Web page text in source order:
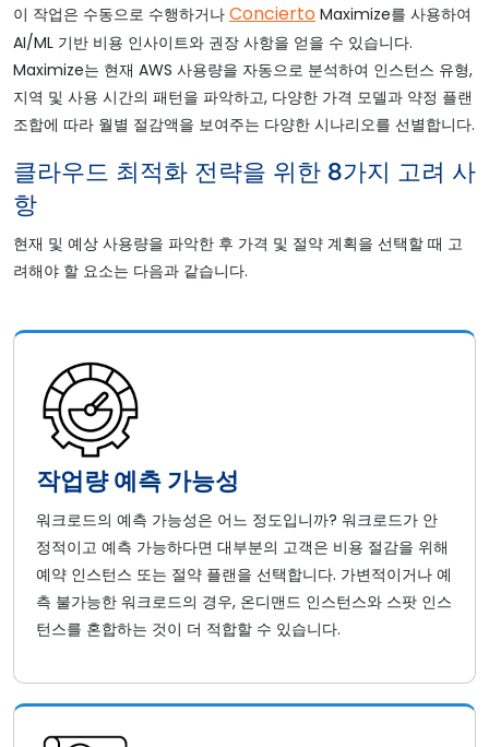
이 작업은 수동으로 수행하거나 Concierto Maximize를 사용하여
AI/ML 기반 비용 인사이트와 권장 사항을 얻을 수 있습니다.
Maximize는 현재 AWS 사용량을 자동으로 분석하여 인스턴스 유형,
지역 및 사용 시간의 패턴을 파악하고, 다양한 가격 모델과 약정 플랜
조합에 따라 월별 절감액을 보여주는 다양한 시나리오를 선별합니다.
클라우드 최적화 전략을 위한 8가지 고려 사
항
현재 및 예상 사용량을 파악한 후 가격 및 절약 계획을 선택할 때 고
려해야 할 요소는 다음과 같습니다.
작업량 예측 가능성
워크로드의 예측 가능성은 어느 정도입니까? 워크로드가 안
정적이고 예측 가능하다면 대부분의 고객은 비용 절감을 위해
예약 인스턴스 또는 절약 플랜을 선택합니다. 가변적이거나 예
측 불가능한 워크로드의 경우, 온디맨드 인스턴스와 스팟 인스
턴스를 혼합하는 것이 더 적합할 수 있습니다.